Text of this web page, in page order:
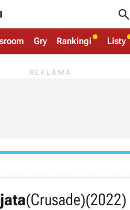

Gry Rankingi Listy
(Crusade)(2022)